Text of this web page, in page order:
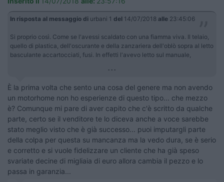
In risposta al messaggio di urbani 1 del 14/07/2018 alle 23:45:06
Si proprio così. Come se l'avessi scaldato con una fiamma viva. Il telaio,
quello di plastica, dell'oscurante e della zanzariera dell'oblò sopra al letto
basculante accartocciati, fusi. In effetti l'avevo letto sul manuale,
...
È la prima volta che sento una cosa del genere ma non avendo
un motorhome non ho esperienze di questo tipo... che mezzo
è? Comunque mi pare di aver capito che c'è scritto da qualche
parte, certo se il venditore te lo diceva anche a voce sarebbe
stato meglio visto che è già successo... puoi imputargli parte
della colpa per questa su mancanza ma la vedo dura, se è serio
e corretto e si vuole fidelizzare un cliente che ha già speso
svariate decine di migliaia di euro allora cambia il pezzo e lo
passa in garanzia...